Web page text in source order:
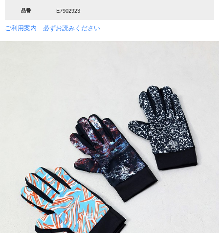
品番 E7902923
ご利用案内 必ずお読みください